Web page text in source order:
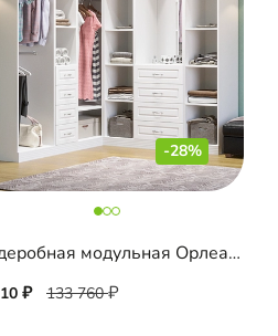
-28%
Гардеробная модульная Орлеан-2
133 760